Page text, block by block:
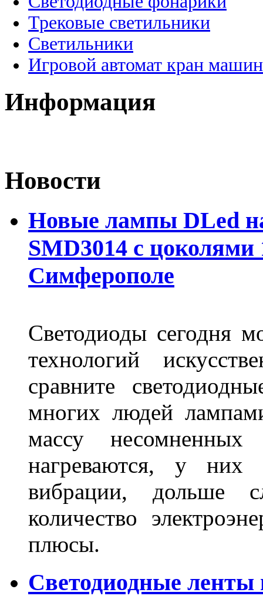
Трековые светильники
Светильники
Игровой автомат кран
Информация
Новости
Новые лампы DLed
SMD3014 с цоколями
Симферополе
Светодиоды сегодня
технологий
сравните
многих людей
массу
нагреваются, у них
вибрации, дольше
количество
плюсы.
Светодиодные